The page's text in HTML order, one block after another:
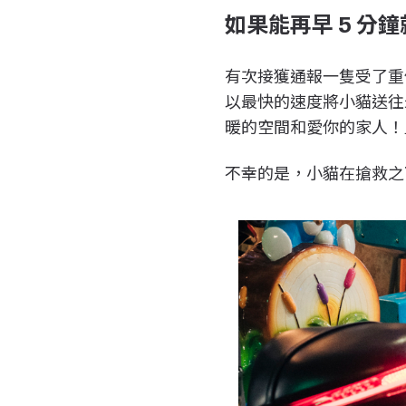
如果能再早 5 分鐘
有次接獲通報一隻受了
以最快的速度將小貓送
暖的空間和愛你的家人
不幸的是，小貓在搶救